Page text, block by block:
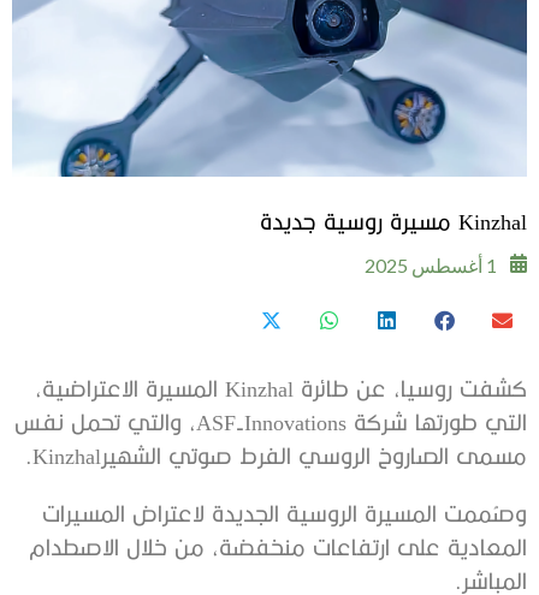
Kinzhal مسيرة روسية جديدة
1 أغسطس 2025
كشفت روسيا، عن طائرة Kinzhal المسيرة الاعتراضية،
التي طورتها شركة ASF-Innovations، والتي تحمل نفس
مسمى الصاروخ الروسي الفرط صوتي الشهيرKinzhal.
وصُممت المسيرة الروسية الجديدة لاعتراض المسيرات
المعادية على ارتفاعات منخفضة، من خلال الاصطدام
المباشر.